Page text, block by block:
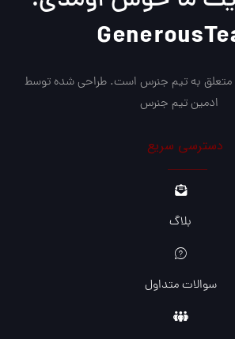
به تیم جنرس است. طراحی شده توسط
ادمین تیم جنرس
دسترسی سریع
بلاگ
سوالات متداول